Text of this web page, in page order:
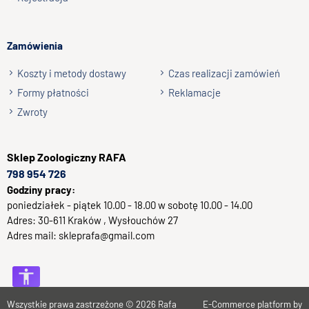
Zamówienia
Koszty i metody dostawy
Czas realizacji zamówień
Formy płatności
Reklamacje
Zwroty
SklepZoologiczny RAFA
798 954 726
Godziny pracy:
poniedziałek - piątek 10.00 - 18.00 w sobotę 10.00 - 14.00
Adres: 30-611 Kraków , Wysłouchów 27
Adres mail: skleprafa@gmail.com
Wszystkie prawa zastrzeżone © 2026 Rafa E-Commerce platform by